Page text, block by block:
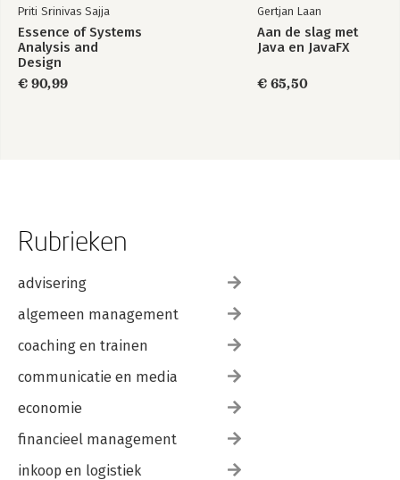
Priti Srinivas Sajja
Essence of Systems
Analysis and
Design
€ 90,99
Gertjan Laan
Aan de slag met
Java en JavaFX
€ 65,50
Rubrieken
advisering
algemeen management
coaching en trainen
communicatie en media
economie
financieel management
inkoop en logistiek